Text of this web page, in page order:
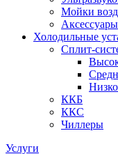
Мойки
Аксессуары
Холодильные
Сплит-
ККБ
ККС
Чиллеры
Услуги